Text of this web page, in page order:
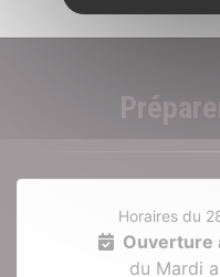
Horaires du
Ouverture
du Mardi